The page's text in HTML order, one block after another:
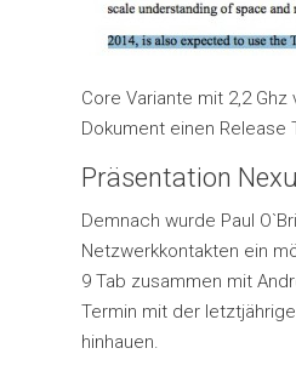
Core Variante mit 2,2
Dokument einen
Präsentation
Demnach wurde Paul
Netzwerkkontakten ein
9 Tab zusammen mit
Termin mit der
hinhauen.